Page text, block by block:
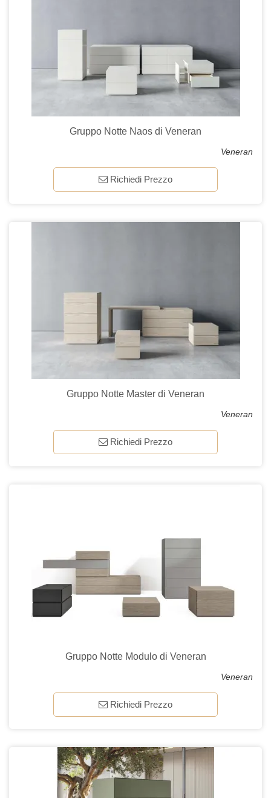
Gruppo Notte Naos di Veneran
Veneran
Richiedi Prezzo
Gruppo Notte Master di Veneran
Veneran
Richiedi Prezzo
Gruppo Notte Modulo di Veneran
Veneran
Richiedi Prezzo